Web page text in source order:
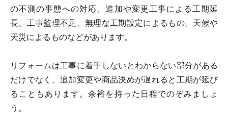
の不測の事態への対応、追加や変更工事による工期延
長、工事監理不足、無理な工期設定によるもの、天候や
天災によるものなどがあります。
リフォームは工事に着手しないとわからない部分がある
だけでなく、追加変更や商品決めが遅れると工期が延び
ることもあります。余裕を持った日程でのぞみましょ
う。